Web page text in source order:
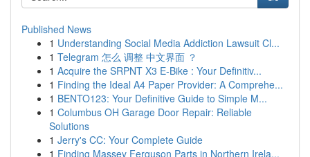
Published News
1 Understanding Social Media Addiction Lawsuit Cl...
1 Telegram 怎么 调整 中文界面 ？
1 Acquire the SRPNT X3 E-Bike : Your Definitiv...
1 Finding the Ideal A4 Paper Provider: A Comprehe...
1 BENTO123: Your Definitive Guide to Simple M...
1 Columbus OH Garage Door Repair: Reliable
Solutions
1 Jerry's CC: Your Complete Guide
1 Finding Massey Ferguson Parts in Northern Irela...